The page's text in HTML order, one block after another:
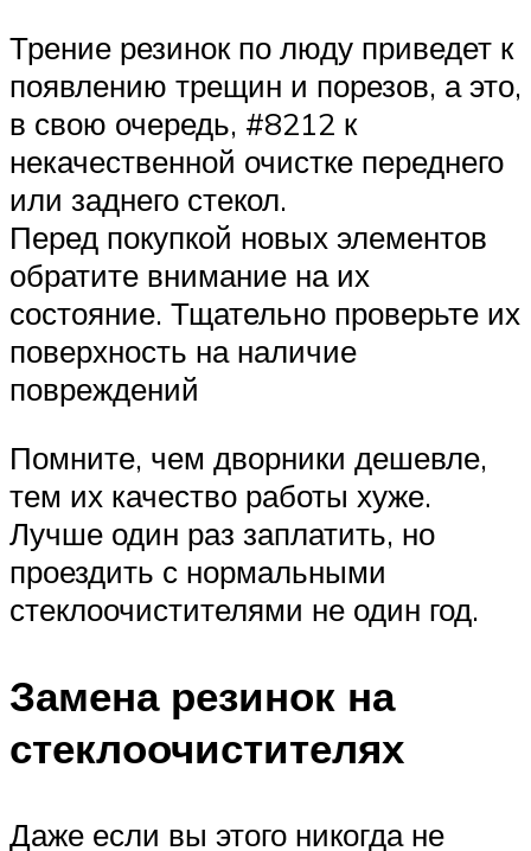
Трение резинок по люду приведет к
появлению трещин и порезов, а это,
в свою очередь, #8212 к
некачественной очистке переднего
или заднего стекол.
Перед покупкой новых элементов
обратите внимание на их
состояние. Тщательно проверьте их
поверхность на наличие
повреждений
Помните, чем дворники дешевле,
тем их качество работы хуже.
Лучше один раз заплатить, но
проездить с нормальными
стеклоочистителями не один год.
Замена резинок на
стеклоочистителях
Даже если вы этого никогда не